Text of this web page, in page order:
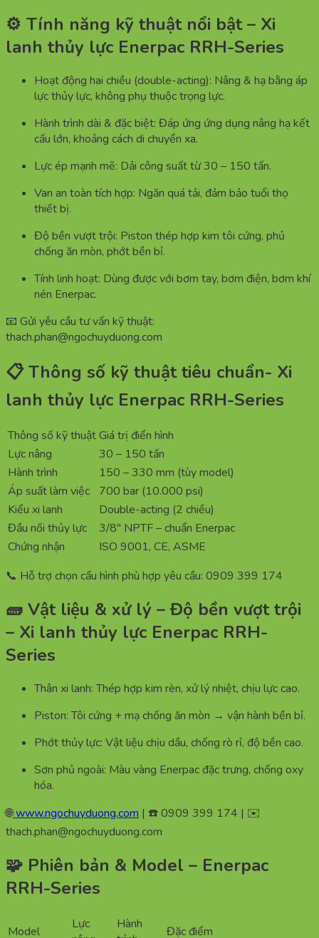
⚙️ Tính năng kỹ thuật nổi bật – Xi
lanh thủy lực Enerpac RRH-Series
Hoạt động hai chiều (double-acting): Nâng & hạ bằng áp
lực thủy lực, không phụ thuộc trọng lực.
Hành trình dài & đặc biệt: Đáp ứng ứng dụng nâng hạ kết
cấu lớn, khoảng cách di chuyển xa.
Lực ép mạnh mẽ: Dải công suất từ 30 – 150 tấn.
Van an toàn tích hợp: Ngăn quá tải, đảm bảo tuổi thọ
thiết bị.
Độ bền vượt trội: Piston thép hợp kim tôi cứng, phủ
chống ăn mòn, phớt bền bỉ.
Tính linh hoạt: Dùng được với bơm tay, bơm điện, bơm khí
nén Enerpac.
📧 Gửi yêu cầu tư vấn kỹ thuật:
thach.phan@ngochuyduong.com
📋 Thông số kỹ thuật tiêu chuẩn- Xi
lanh thủy lực Enerpac RRH-Series
Thông số kỹ thuậtGiá trị điển hình
Lực nâng
30 – 150 tấn
Hành trình
150 – 330 mm (tùy model)
Áp suất làm việc
700 bar (10.000 psi)
Kiểu xi lanh
Double-acting (2 chiều)
Đầu nối thủy lực
3/8″ NPTF – chuẩn Enerpac
Chứng nhận
ISO 9001, CE, ASME
📞 Hỗ trợ chọn cấu hình phù hợp yêu cầu: 0909 399 174
🧱 Vật liệu & xử lý – Độ bền vượt trội
– Xi lanh thủy lực Enerpac RRH-
Series
Thân xi lanh: Thép hợp kim rèn, xử lý nhiệt, chịu lực cao.
Piston: Tôi cứng + mạ chống ăn mòn → vận hành bền bỉ.
Phớt thủy lực: Vật liệu chịu dầu, chống rò rỉ, độ bền cao.
Sơn phủ ngoài: Màu vàng Enerpac đặc trưng, chống oxy
hóa.
🌐www.ngochuyduong.com | ☎️ 0909 399 174 | ✉️
thach.phan@ngochuyduong.com
🧩 Phiên bản & Model – Enerpac
RRH-Series
Model
Lực
Hành
Đặc điểm